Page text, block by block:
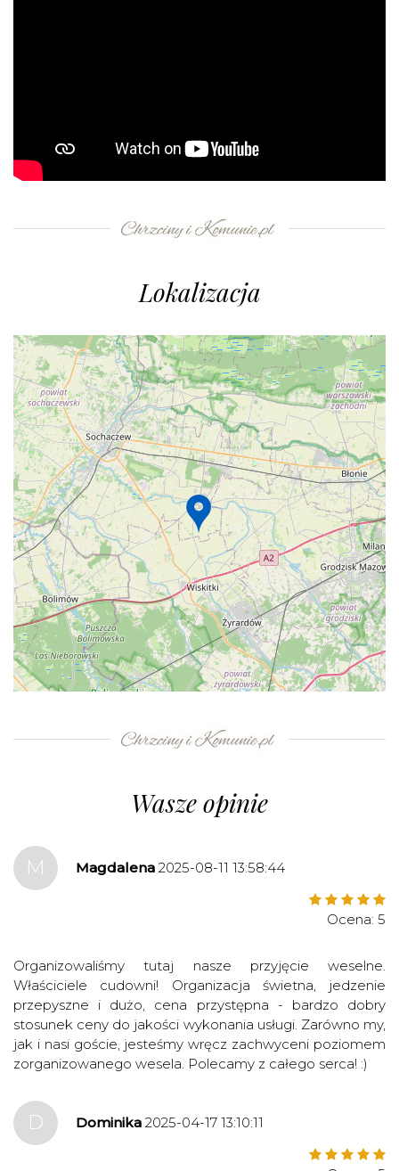
Lokalizacja
OpenStreetMapcontributors.
Wasze opinie
M Magdalena 2025-08-11 13:58:44
Ocena: 5
Organizowaliśmy tutaj nasze przyjęcie weselne.
Właściciele cudowni! Organizacja świetna, jedzenie
przepyszne i dużo, cena przystępna - bardzo dobry
stosunek ceny do jakości wykonania usługi. Zarówno my,
jak i nasi goście, jesteśmy wręcz zachwyceni poziomem
zorganizowanego wesela. Polecamy z całego serca! :)
D Dominika 2025-04-17 13:10:11